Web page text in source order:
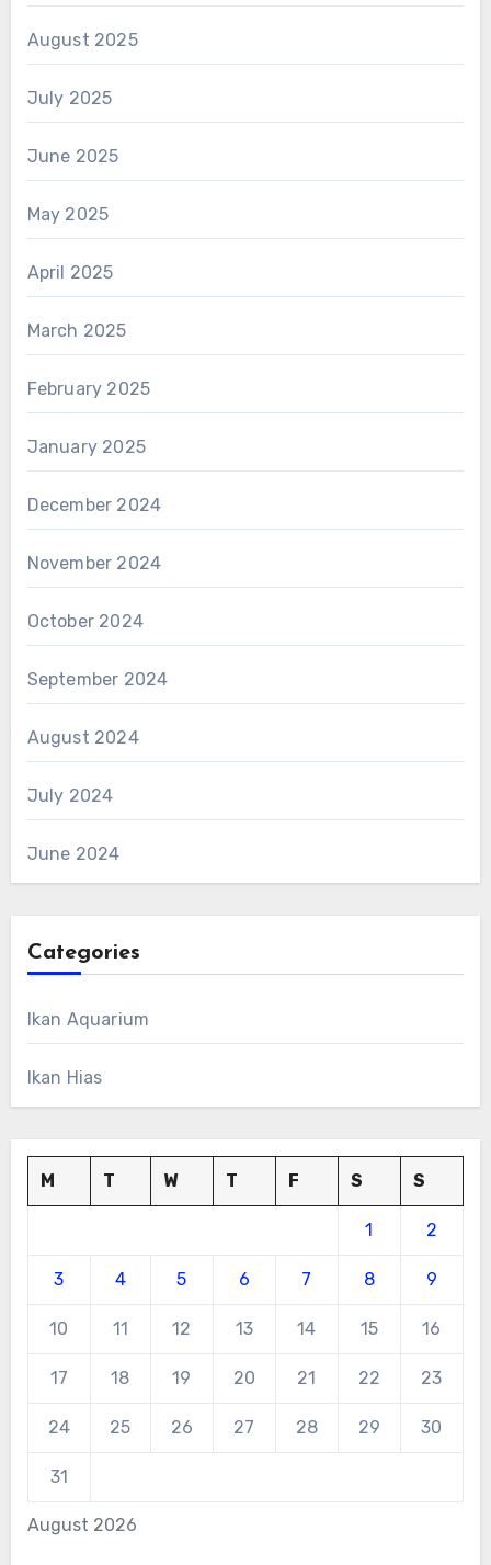
August 2025
July 2025
June 2025
May 2025
April 2025
March 2025
February 2025
January 2025
December 2024
November 2024
October 2024
September 2024
August 2024
July 2024
June 2024
Categories
Ikan Aquarium
Ikan Hias
August 2026
M T W T F S S
1 2
3 4 5 6 7 8 9
10 11 12 13 14 15 16
17 18 19 20 21 22 23
24 25 26 27 28 29 30
31